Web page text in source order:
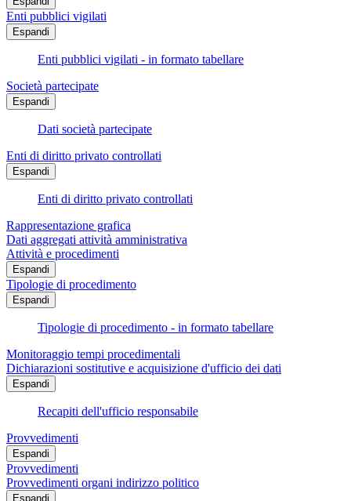
Enti pubblici vigilati
Espandi
Enti pubblici vigilati - in formato tabellare
Società partecipate
Espandi
Dati società partecipate
Enti di diritto privato controllati
Espandi
Enti di diritto privato controllati
Rappresentazione grafica
Dati aggregati attività amministrativa
Attività e procedimenti
Espandi
Tipologie di procedimento
Espandi
Tipologie di procedimento - in formato tabellare
Monitoraggio tempi procedimentali
Dichiarazioni sostitutive e acquisizione d'ufficio dei dati
Espandi
Recapiti dell'ufficio responsabile
Provvedimenti
Espandi
Provvedimenti
Provvedimenti organi indirizzo politico
Espandi